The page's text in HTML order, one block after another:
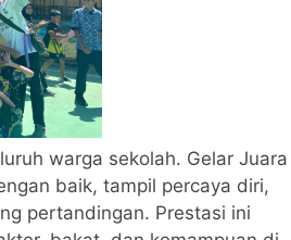
warga sekolah. Gelar Juara
baik, tampil percaya diri,
pertandingan. Prestasi ini